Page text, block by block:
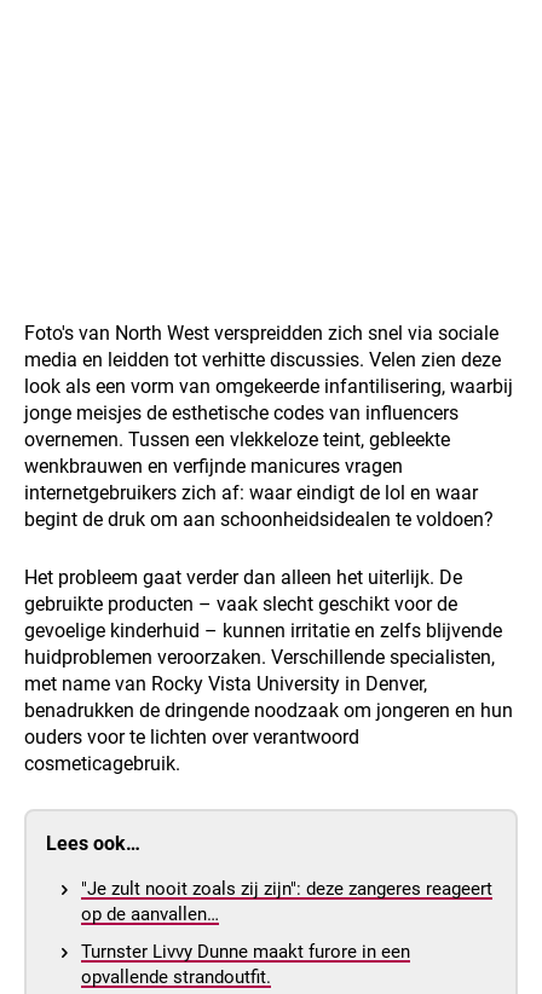
Foto's van North West verspreidden zich snel via sociale
media en leidden tot verhitte discussies. Velen zien deze
look als een vorm van omgekeerde infantilisering, waarbij
jonge meisjes de esthetische codes van influencers
overnemen. Tussen een vlekkeloze teint, gebleekte
wenkbrauwen en verfijnde manicures vragen
internetgebruikers zich af: waar eindigt de lol en waar
begint de druk om aan schoonheidsidealen te voldoen?
Het probleem gaat verder dan alleen het uiterlijk. De
gebruikte producten – vaak slecht geschikt voor de
gevoelige kinderhuid – kunnen irritatie en zelfs blijvende
huidproblemen veroorzaken. Verschillende specialisten,
met name van Rocky Vista University in Denver,
benadrukken de dringende noodzaak om jongeren en hun
ouders voor te lichten over verantwoord
cosmeticagebruik.
Lees ook…
"Je zult nooit zoals zij zijn": deze zangeres reageert
op de aanvallen…
Turnster Livvy Dunne maakt furore in een
opvallende strandoutfit.